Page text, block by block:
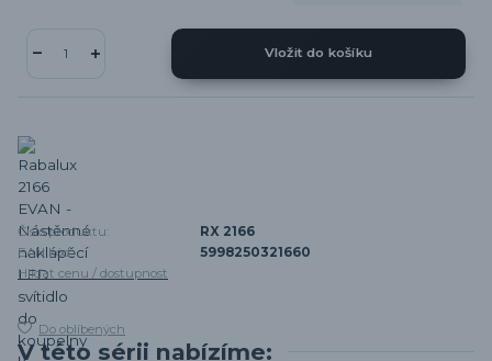
Vložit do košíku
Číslo produktu:
RX 2166
EAN kód:
5998250321660
Hlídat cenu / dostupnost
Do oblíbených
V této sérii nabízíme: